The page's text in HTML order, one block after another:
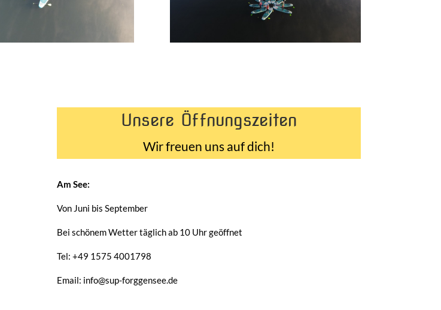
Unsere Öffnungszeiten
Wir freuen uns auf dich!
Am See:
Von Juni bis September
Bei schönem Wetter täglich ab 10 Uhr geöffnet
Tel: +49 1575 4001798
Email: info@sup-forggensee.de